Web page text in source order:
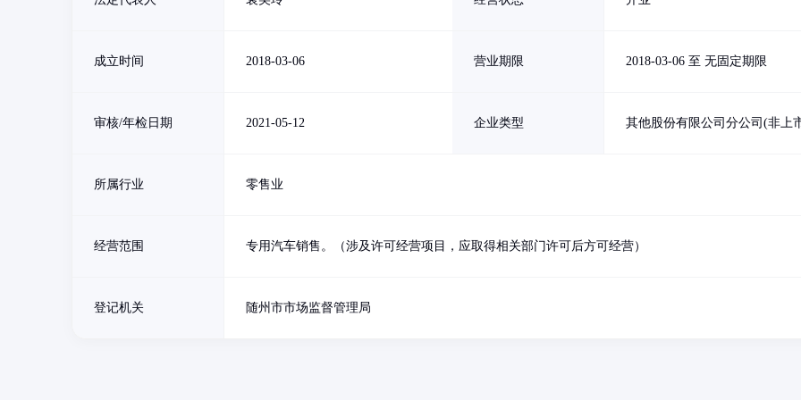
成立时间 2018-03-06 营业期限 2018-03-06 至 无固定期限
审核/年检日期 2021-05-12 企业类型 其他股份有限公司分公司(非上
所属行业 零售业
经营范围 专用汽车销售。（涉及许可经营项目，应取得相关部门许可后方可经营）
登记机关 随州市市场监督管理局